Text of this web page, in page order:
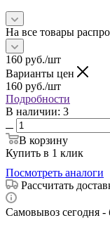
На все товары
160 руб./шт
Варианты цен
160 руб./шт
Подробности
В наличии: 3
В корзину
Купить в 1 клик
Посмотреть аналоги
Рассчитать
Самовывоз сегодня -